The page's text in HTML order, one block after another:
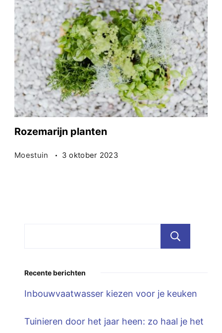
Rozemarijn planten
Moestuin 3 oktober 2023
Recente berichten
Inbouwvaatwasser kiezen voor je keuken
Tuinieren door het jaar heen: zo haal je het